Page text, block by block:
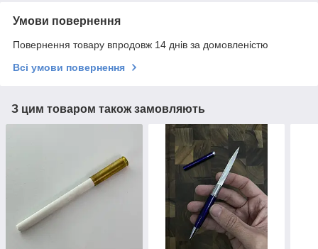
Умови повернення
Повернення товару впродовж 14 днів за домовленістю
Всі умови повернення
З цим товаром також замовляють